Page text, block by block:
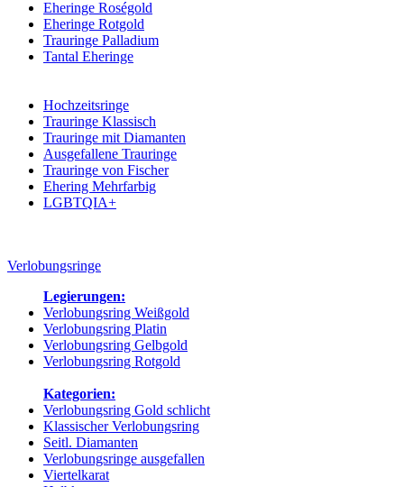
Eheringe Roségold
Eheringe Rotgold
Trauringe Palladium
Tantal Eheringe
Hochzeitsringe
Trauringe Klassisch
Trauringe mit Diamanten
Ausgefallene Trauringe
Trauringe von Fischer
Ehering Mehrfarbig
LGBTQIA+
Verlobungsringe
Legierungen:
Verlobungsring Weißgold
Verlobungsring Platin
Verlobungsring Gelbgold
Verlobungsring Rotgold
Kategorien:
Verlobungsring Gold schlicht
Klassischer Verlobungsring
Seitl. Diamanten
Verlobungsringe ausgefallen
Viertelkarat